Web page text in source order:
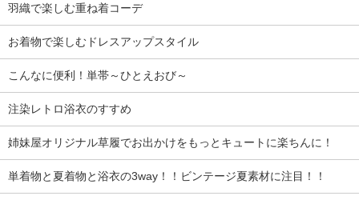
羽織で楽しむ重ね着コーデ
お着物で楽しむドレスアップスタイル
こんなに便利！単帯～ひとえおび～
注染レトロ浴衣のすすめ
姉妹屋オリジナル草履でお出かけをもっとキュートに楽ちんに！
単着物と夏着物と浴衣の3way！！ビンテージ夏素材に注目！！